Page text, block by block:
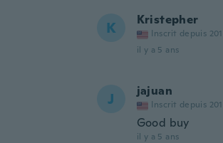
K Kristepher
Inscrit depuis
il y a 5 ans
J jajuan
Inscrit depuis
Good buy
il y a 5 ans